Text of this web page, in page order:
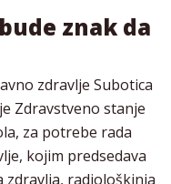
znak da
zdravlje Subotica
Zdravstveno stanje
za potrebe rada
kojim predsedava
radiološkinja